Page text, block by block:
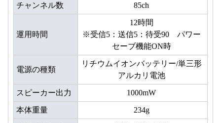
チャンネル数 85ch
運用時間
12時間
※受信5：送信5：待受90 パワー
セーブ機能ON時
電源の種類
リチウムイオンバッテリー/単三形
アルカリ電池
スピーカー出力 1000mW
本体重量 234g